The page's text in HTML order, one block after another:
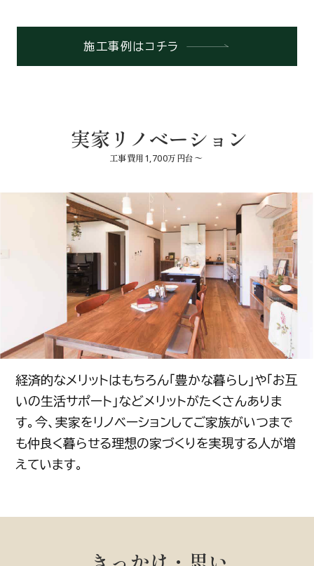
施工事例はコチラ
実家リノベーション
工事費用1,700万円台〜
経済的なメリットはもちろん「豊かな暮らし」や「お互
いの生活サポート」などメリットがたくさんありま
す。今、実家をリノベーションしてご家族がいつまで
も仲良く暮らせる理想の家づくりを実現する人が増
えています。